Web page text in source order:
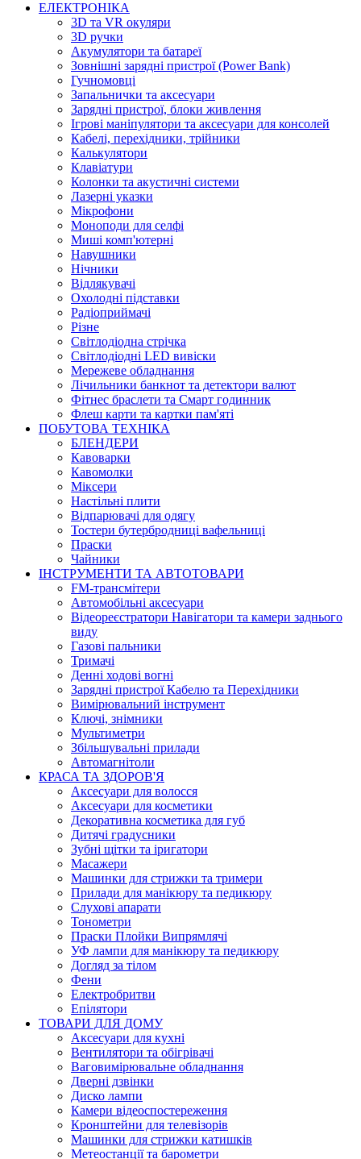
ЕЛЕКТРОНІКА
3D та VR окуляри
3D ручки
Акумулятори та батареї
Зовнішні зарядні пристрої (Power Bank)
Гучномовці
Запальнички та аксесуари
Зарядні пристрої, блоки живлення
Ігрові маніпулятори та аксесуари для консолей
Кабелі, перехідники, трійники
Калькулятори
Клавіатури
Колонки та акустичні системи
Лазерні указки
Мікрофони
Моноподи для селфі
Миші комп'ютерні
Навушники
Нічники
Відлякувачі
Охолодні підставки
Радіоприймачі
Різне
Світлодіодна стрічка
Світлодіодні LED вивіски
Мережеве обладнання
Лічильники банкнот та детектори валют
Фітнес браслети та Смарт годинник
Флеш карти та картки пам'яті
ПОБУТОВА ТЕХНІКА
БЛЕНДЕРИ
Кавоварки
Кавомолки
Міксери
Настільні плити
Відпарювачі для одягу
Тостери бутербродниці вафельниці
Праски
Чайники
ІНСТРУМЕНТИ ТА АВТОТОВАРИ
FM-трансмітери
Автомобільні аксесуари
Відеореєстратори Навігатори та камери заднього
виду
Газові пальники
Тримачі
Денні ходові вогні
Зарядні пристрої Кабелю та Перехідники
Вимірювальний інструмент
Ключі, знімники
Мультиметри
Збільшувальні прилади
Автомагнітоли
КРАСА ТА ЗДОРОВ'Я
Аксесуари для волосся
Аксесуари для косметики
Декоративна косметика для губ
Дитячі градусники
Зубні щітки та іригатори
Масажери
Машинки для стрижки та тримери
Прилади для манікюру та педикюру
Слухові апарати
Тонометри
Праски Плойки Випрямлячі
УФ лампи для манікюру та педикюру
Догляд за тілом
Фени
Електробритви
Епілятори
ТОВАРИ ДЛЯ ДОМУ
Аксесуари для кухні
Вентилятори та обігрівачі
Ваговимірювальне обладнання
Дверні дзвінки
Диско лампи
Камери відеоспостереження
Кронштейни для телевізорів
Машинки для стрижки катишків
Метеостанції та барометри